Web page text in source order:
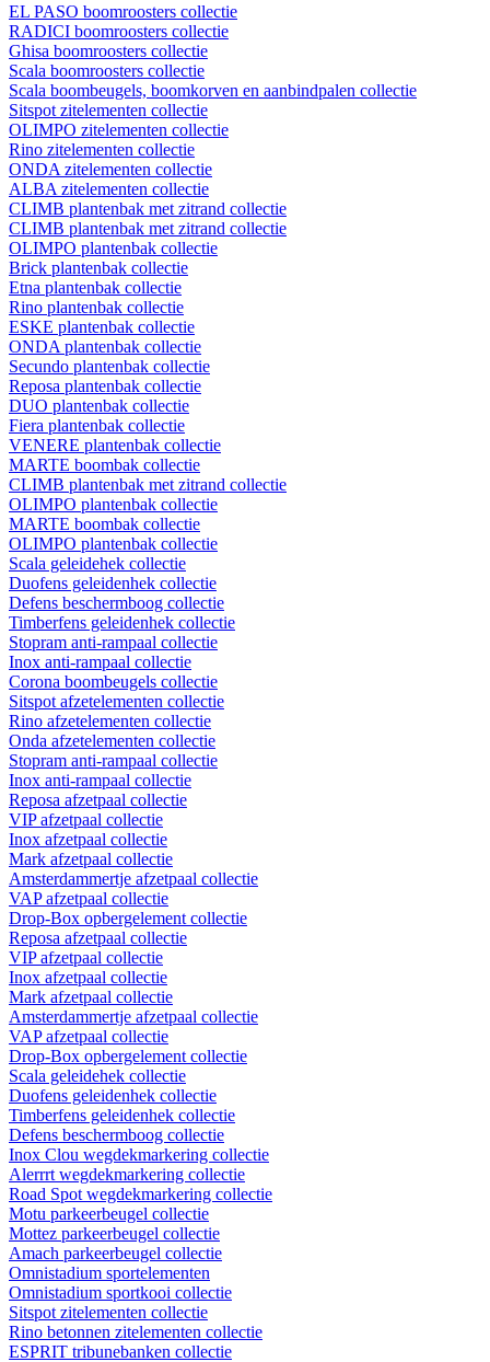
EL PASO boomroosters collectie
RADICI boomroosters collectie
Ghisa boomroosters collectie
Scala boomroosters collectie
Scala boombeugels, boomkorven en aanbindpalen collectie
Sitspot zitelementen collectie
OLIMPO zitelementen collectie
Rino zitelementen collectie
ONDA zitelementen collectie
ALBA zitelementen collectie
CLIMB plantenbak met zitrand collectie
CLIMB plantenbak met zitrand collectie
OLIMPO plantenbak collectie
Brick plantenbak collectie
Etna plantenbak collectie
Rino plantenbak collectie
ESKE plantenbak collectie
ONDA plantenbak collectie
Secundo plantenbak collectie
Reposa plantenbak collectie
DUO plantenbak collectie
Fiera plantenbak collectie
VENERE plantenbak collectie
MARTE boombak collectie
CLIMB plantenbak met zitrand collectie
OLIMPO plantenbak collectie
MARTE boombak collectie
OLIMPO plantenbak collectie
Scala geleidehek collectie
Duofens geleidenhek collectie
Defens beschermboog collectie
Timberfens geleidenhek collectie
Stopram anti-rampaal collectie
Inox anti-rampaal collectie
Corona boombeugels collectie
Sitspot afzetelementen collectie
Rino afzetelementen collectie
Onda afzetelementen collectie
Stopram anti-rampaal collectie
Inox anti-rampaal collectie
Reposa afzetpaal collectie
VIP afzetpaal collectie
Inox afzetpaal collectie
Mark afzetpaal collectie
Amsterdammertje afzetpaal collectie
VAP afzetpaal collectie
Drop-Box opbergelement collectie
Reposa afzetpaal collectie
VIP afzetpaal collectie
Inox afzetpaal collectie
Mark afzetpaal collectie
Amsterdammertje afzetpaal collectie
VAP afzetpaal collectie
Drop-Box opbergelement collectie
Scala geleidehek collectie
Duofens geleidenhek collectie
Timberfens geleidenhek collectie
Defens beschermboog collectie
Inox Clou wegdekmarkering collectie
Alerrrt wegdekmarkering collectie
Road Spot wegdekmarkering collectie
Motu parkeerbeugel collectie
Mottez parkeerbeugel collectie
Amach parkeerbeugel collectie
Omnistadium sportelementen
Omnistadium sportkooi collectie
Sitspot zitelementen collectie
Rino betonnen zitelementen collectie
ESPRIT tribunebanken collectie